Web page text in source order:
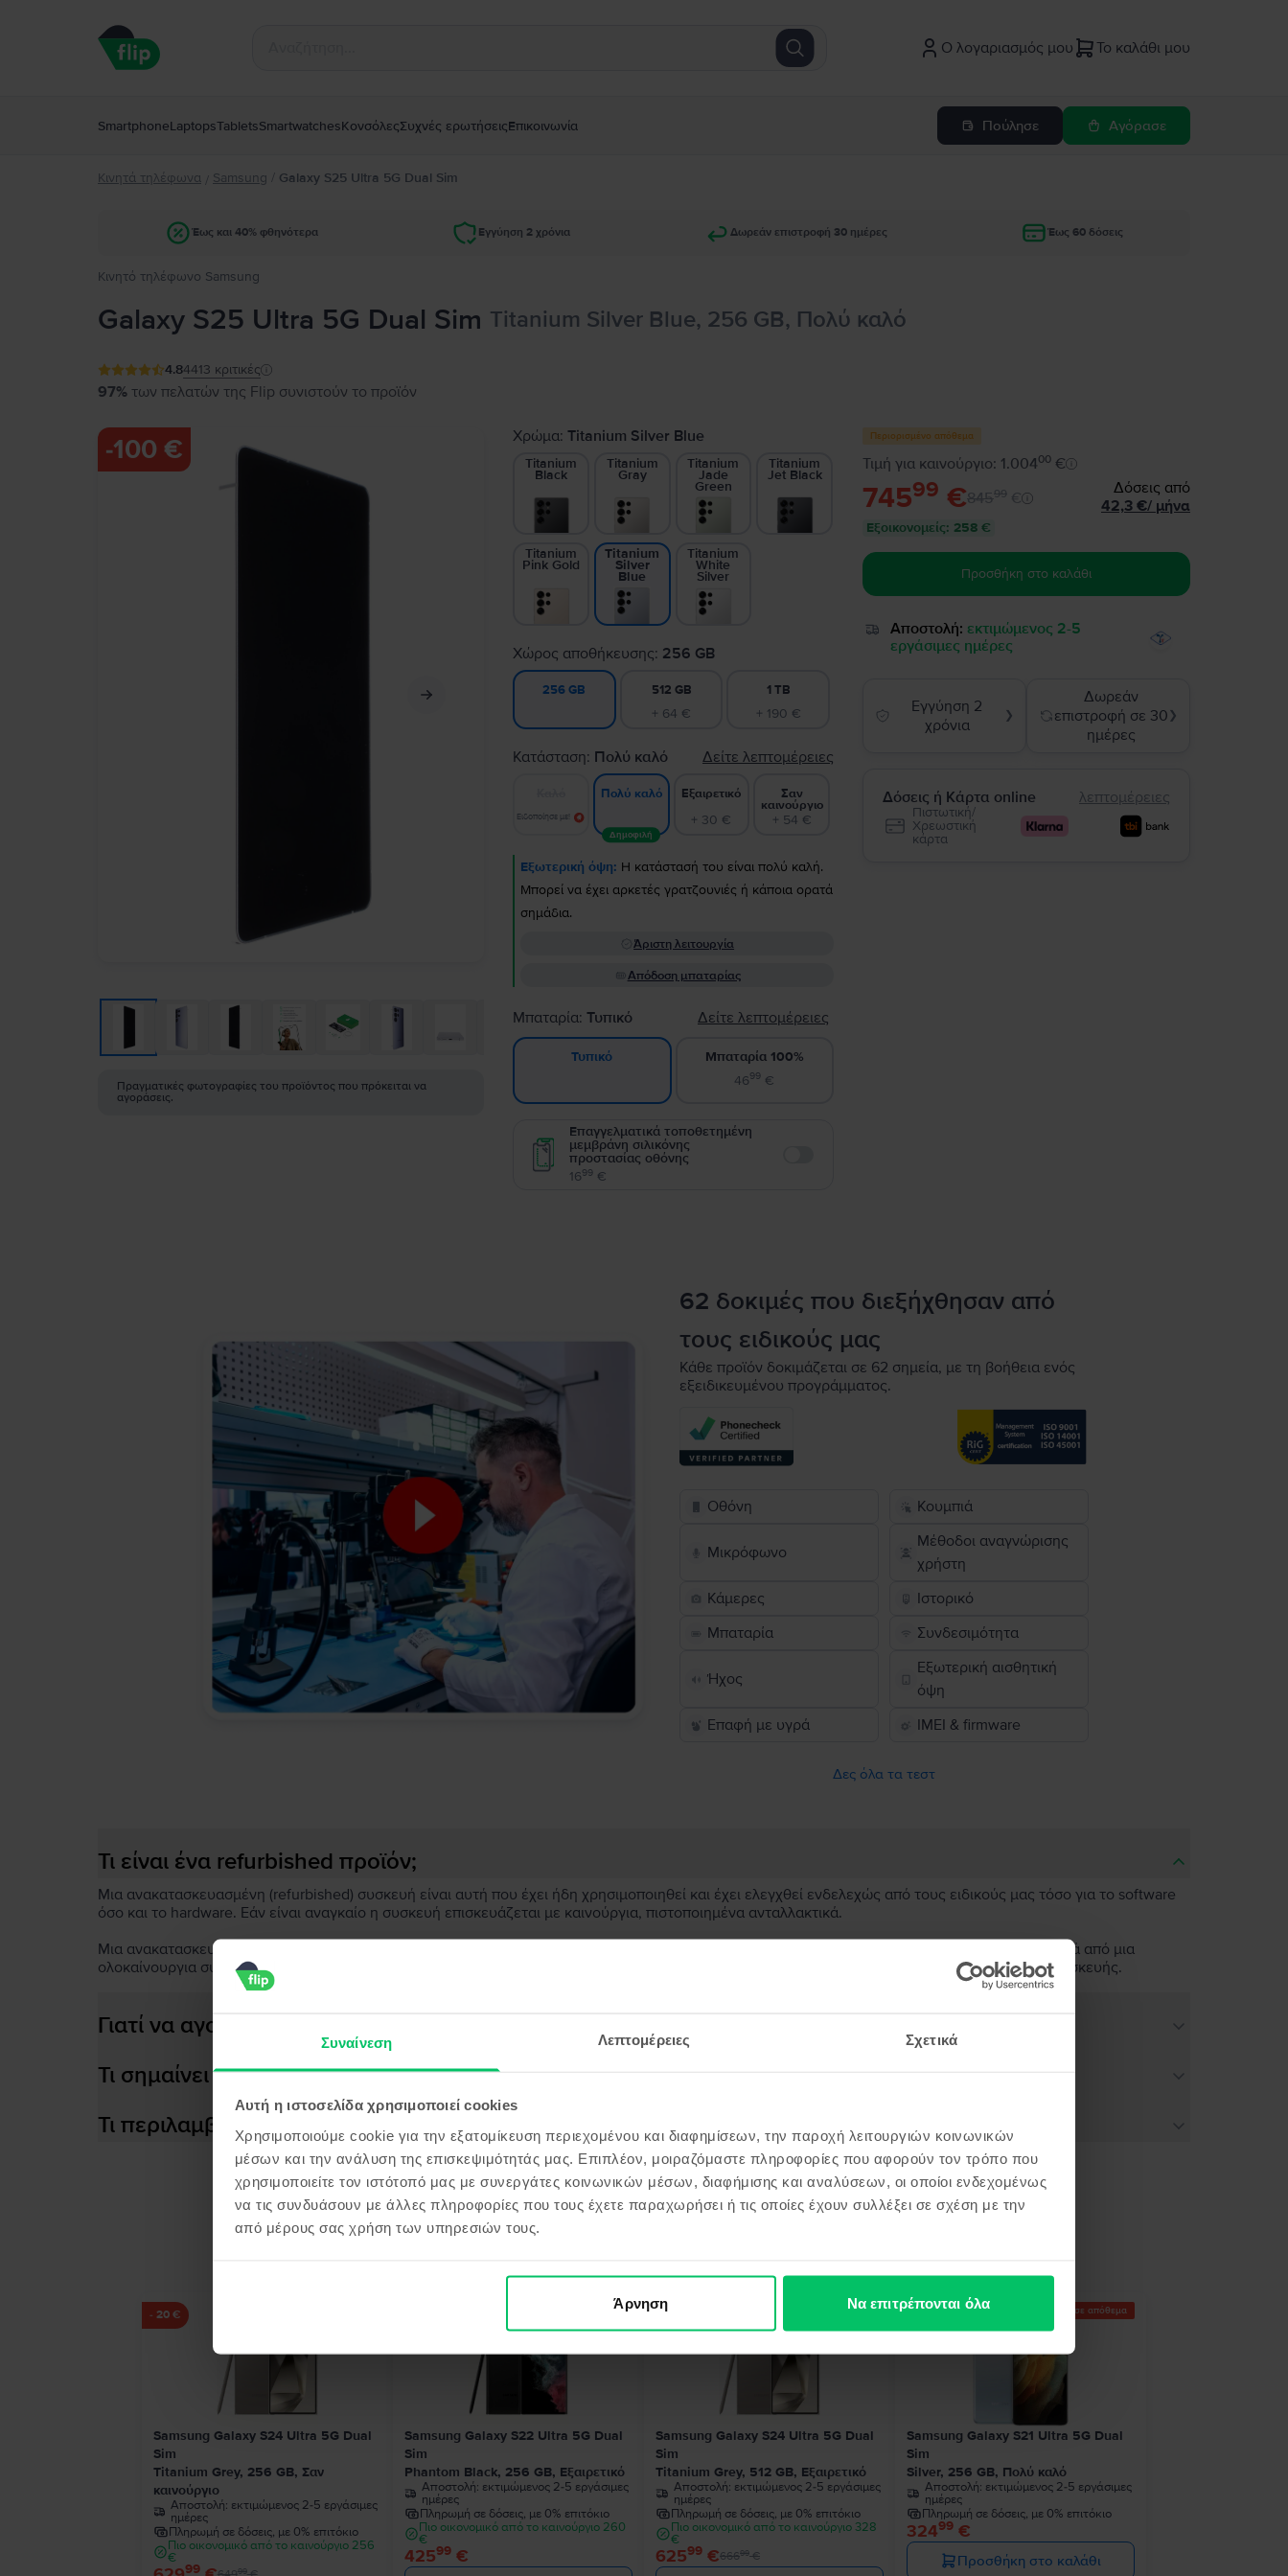
Συναίνεση Λεπτομέρειες Σχετικά
Αυτή η ιστοσελίδα χρησιμοποιεί cookies
Χρησιμοποιούμε cookie για την εξατομίκευση περιεχομένου και διαφημίσεων, την παροχή λειτουργιών κοινωνικών
μέσων και την ανάλυση της επισκεψιμότητάς μας. Επιπλέον, μοιραζόμαστε πληροφορίες που αφορούν τον τρόπο που
χρησιμοποιείτε τον ιστότοπό μας με συνεργάτες κοινωνικών μέσων, διαφήμισης και αναλύσεων, οι οποίοι ενδεχομένως
να τις συνδυάσουν με άλλες πληροφορίες που τους έχετε παραχωρήσει ή τις οποίες έχουν συλλέξει σε σχέση με την
από μέρους σας χρήση των υπηρεσιών τους.
Άρνηση Να επιτρέπονται όλα
Ο λογαριασμός μου Το καλάθι μου
SmartphoneLaptopsTabletsSmartwatchesΚονσόλεςΣυχνές ερωτήσειςΕπικοινωνία Πούλησε Αγόρασε
Κινητά τηλέφωνα / Samsung / Galaxy S25 Ultra 5G Dual Sim
Έως και 40% φθηνότερα Εγγύηση 2 χρόνια Δωρεάν επιστροφή 30 ημέρες Έως 60 δόσεις
Κινητό τηλέφωνο Samsung
Galaxy S25 Ultra 5G Dual Sim Titanium Silver Blue, 256 GB, Πολύ καλό
4.84413 κριτικές
97% των πελατών της Flip συνιστούν το προϊόν
-100 €
Πραγματικές φωτογραφίες του προϊόντος που πρόκειται να
αγοράσεις.
Χρώμα:Titanium Silver Blue
Titanium
Black
Titanium
Gray
Titanium
Jade
Green
Titanium
Jet Black
Titanium
Pink Gold
Titanium
Silver
Blue
Titanium
White
Silver
Χώρος αποθήκευσης: 256 GB
256 GB 512 GB
+ 64 €
1 TB
+ 190 €
Κατάσταση: Πολύ καλό Δείτε λεπτομέρειες
Ειδοποίησε με!
Πολύ καλό
Δημοφιλή
Εξαιρετικό
+ 30 €
Σαν
καινούργιο
+ 54 €
Εξωτερική όψη: Η κατάστασή του είναι πολύ καλή.
Μπορεί να έχει αρκετές γρατζουνιές ή κάποια ορατά
σημάδια.
Άριστη λειτουργία
Απόδοση μπαταρίας
Μπαταρία:Τυπικό Δείτε λεπτομέρειες
Τυπικό
Μπαταρία 100%
4699 €
Επαγγελματικά τοποθετημένη
μεμβράνη σιλικόνης
προστασίας οθόνης
1699 €
Περιορισμένο απόθεμα
Τιμή για καινούργιο: 1.00400€
74599 €84599 €
Δόσεις από
42,3 €/ μήνα
Εξοικονομείς: 258 €
Προσθήκη στο καλάθι
Αποστολή: εκτιμώμενος 2-5
εργάσιμες ημέρες
Εγγύηση 2
χρόνια
❯
Δωρεάν
επιστροφή σε 30
ημέρες
❯
Δόσεις ή Κάρτα online λεπτομέρειες
Πιστωτική/
Χρεωστική
κάρτα
62 δοκιμές που διεξήχθησαν από
τους ειδικούς μας
Κάθε προϊόν δοκιμάζεται σε 62 σημεία, με τη βοήθεια ενός
εξειδικευμένου προγράμματος.
Οθόνη Κουμπιά
Μικρόφωνο
Μέθοδοι αναγνώρισης
χρήστη
Κάμερες
Ιστορικό
Μπαταρία
Συνδεσιμότητα
Ήχος
Εξωτερική αισθητική
όψη
Επαφή με υγρά
IMEI & firmware
Δες όλα τα τεστ
Τι είναι ένα refurbished προϊόν;
Μια ανακατασκευασμένη (refurbished) συσκευή είναι αυτή που έχει ήδη χρησιμοποιηθεί και έχει ελεγχθεί ενδελεχώς από τους ειδικούς μας τόσο για το software
όσο και το hardware. Εάν είναι αναγκαίο η συσκευή επισκευάζεται με καινούργια, πιστοποιημένα ανταλλακτικά.
Μια ανακατασκευασμένη συσκευή περνά έως 67 ποιοτικούς ελέγχους, πιστοποιώντας την άριστη λειτουργία της, σαν καινούργια. Η μόνη διαφορά από μια
ολοκαίνουργια συσκευή είναι κάποια ελαφριά σημάδια φθοράς, όχι όμως ελαττώματα τα οποία θα επηρέαζαν την άψογη λειτουργικότητα της συσκευής.
Γιατί να αγοράσεις μια ανακατασκευασμένη συσκευή;
Τι σημαίνει αποδοτική μπαταρία;
Τι περιλαμβάνεται στο κουτί της συσκευής;
Προϊόντα παρόμοια με την αναζήτησή σου
- 20 €
Samsung Galaxy S24 Ultra 5G Dual
Sim
Titanium Grey, 256 GB, Σαν
καινούργιο
Αποστολή: εκτιμώμενος 2-5 εργάσιμες
ημέρες
Πληρωμή σε δόσεις, με 0% επιτόκιο
Πιο οικονομικό από το καινούργιο 256
€
99 99
Samsung Galaxy S22 Ultra 5G Dual
Sim
Phantom Black, 256 GB, Εξαιρετικό
Αποστολή: εκτιμώμενος 2-5 εργάσιμες
ημέρες
Πληρωμή σε δόσεις, με 0% επιτόκιο
Πιο οικονομικό από το καινούργιο 260
€
42599€
- 41 €
Samsung Galaxy S24 Ultra 5G Dual
Sim
Titanium Grey, 512 GB, Εξαιρετικό
Αποστολή: εκτιμώμενος 2-5 εργάσιμες
ημέρες
Πληρωμή σε δόσεις, με 0% επιτόκιο
Πιο οικονομικό από το καινούργιο 328
€
62599 €66699€
Τελευταίο σε απόθεμα
Samsung Galaxy S21 Ultra 5G Dual
Sim
Silver, 256 GB, Πολύ καλό
Αποστολή: εκτιμώμενος 2-5 εργάσιμες
ημέρες
Πληρωμή σε δόσεις, με 0% επιτόκιο
32499 €
Προσθήκη στο καλάθι